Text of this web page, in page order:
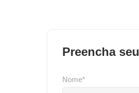
Preencha
Nome*